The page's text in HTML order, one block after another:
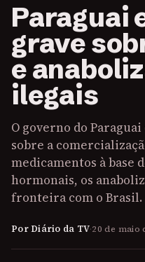
Paraguai
grave
e
ilegais
O governo do
sobre a
medicamentos à base
hormonais, os
fronteira com o
Por Diário da TV·20 de maio